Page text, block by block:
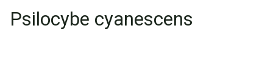
Psilocybe cyanescens